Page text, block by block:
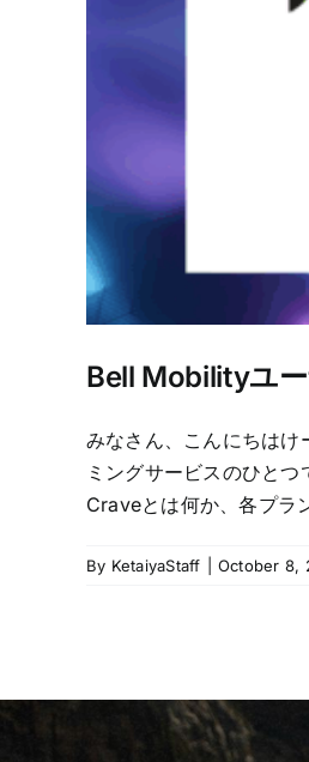
Bell Mobilityユ
みなさん、こんにちは
ミングサービスのひと
Craveとは何か、各プラ
By KetaiyaStaff October 8,